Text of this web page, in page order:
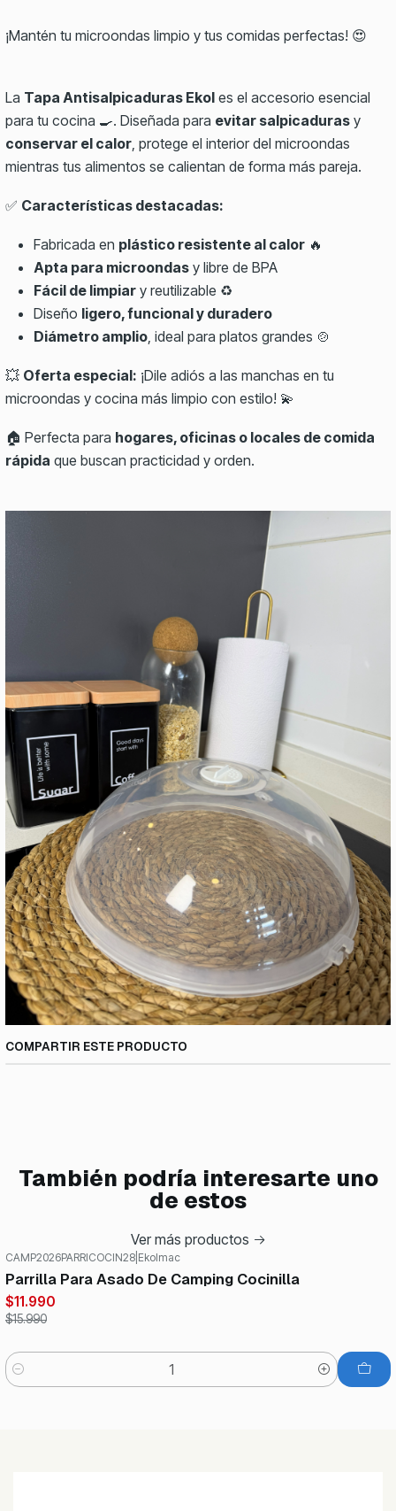
¡Mantén tu microondas limpio y tus comidas perfectas! 😍
La Tapa Antisalpicaduras Ekol es el accesorio esencial
para tu cocina 🍳. Diseñada para evitar salpicaduras y
conservar el calor , protege el interior del microondas
mientras tus alimentos se calientan de forma más pareja.
✅ Características destacadas:
Fabricada en plástico resistente al calor 🔥
Apta para microondas y libre de BPA
Fácil de limpiar y reutilizable ♻️
Diseño ligero, funcional y duradero
Diámetro amplio , ideal para platos grandes 🍲
💥 Oferta especial: ¡Dile adiós a las manchas en tu
microondas y cocina más limpio con estilo! 💫
🏠 Perfecta para hogares, oficinas o locales de comida
rápida que buscan practicidad y orden.
COMPARTIR ESTE PRODUCTO
También podría interesarte uno
de estos
Ver más productos
CAMP2026PARRICOCIN28 Ekolmac
Parrilla Para Asado De Camping Cocinilla
$11.990
$15.990
Cantidad